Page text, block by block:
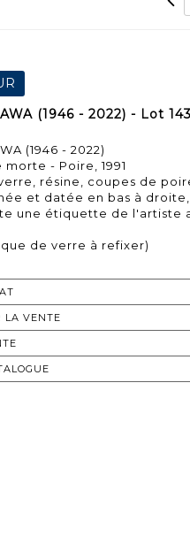
(1946 - 2022) - Lot
(1946 - 2022)
- Poire, 1991
résine, coupes de
et datée en bas à
une étiquette de l'artiste
LA VENTE